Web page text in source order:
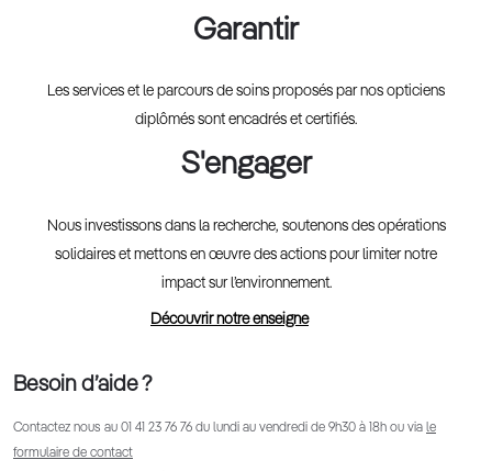
Garantir
Les services et le parcours de soins proposés par nos opticiens
diplômés sont encadrés et certifiés.
S'engager
Nous investissons dans la recherche, soutenons des opérations
solidaires et mettons en œuvre des actions pour limiter notre
impact sur l’environnement.
Découvrir notre enseigne
Besoin d’aide ?
Contactez nous au 01 41 23 76 76 du lundi au vendredi de 9h30 à 18h ou via le
formulaire de contact